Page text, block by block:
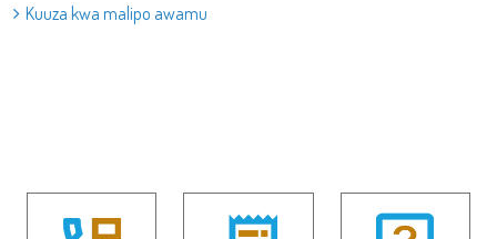
Kuuza kwa malipo awamu